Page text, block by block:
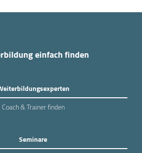
einfach finden
Coach & Trainer finden
Seminare